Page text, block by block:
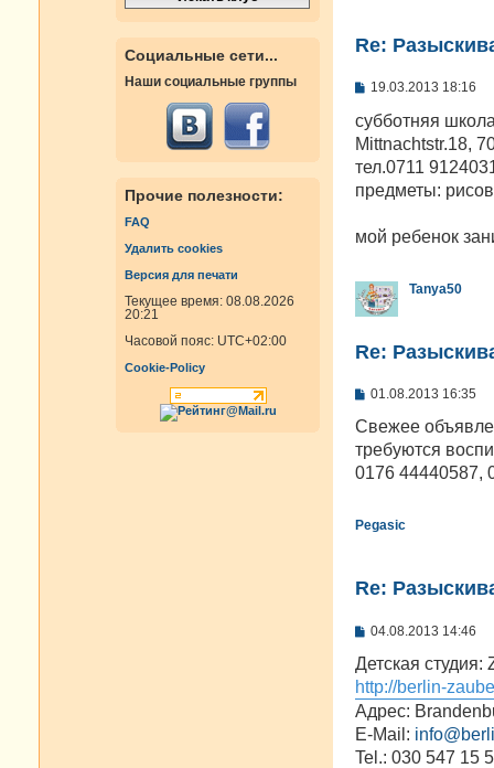
Социальные сети...
Наши социальные группы
Прочие полезности:
FAQ
Удалить cookies
Версия для печати
Текущее время: 08.08.2026
20:21
Часовой пояс: UTC+02:00
Cookie-Policy
Re:
С
о
б
щ
е
и
19.03.2013 18:16
субботняя
Mittnachtstr.18,
тел.0711
предметы:
мой ребенок
Tanya50
Re:
С
о
щ
е
01.08.2013 16:35
Свежее
требуются
0176 44440587,
Pegasic
Re:
С
о
б
щ
е
н
и
е
04.08.2013 14:46
Детская студия:
http://berlin-
Адрес:
E-Mail:
Tel.: 030 547 15